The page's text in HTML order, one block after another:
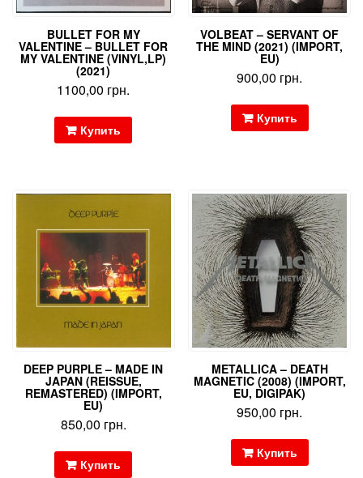
BULLET FOR MY
VALENTINE – BULLET FOR
MY VALENTINE (VINYL,LP)
(2021)
1100,00 грн.
Купить
VOLBEAT – SERVANT OF
THE MIND (2021) (IMPORT,
EU)
900,00 грн.
Купить
DEEP PURPLE – MADE IN
JAPAN (REISSUE,
REMASTERED) (IMPORT,
EU)
850,00 грн.
Купить
METALLICA – DEATH
MAGNETIC (2008) (IMPORT,
EU, DIGIPAK)
950,00 грн.
Купить